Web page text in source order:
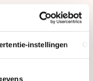
instellingen
dan ook hard van
het uitgaan van de
zijn positie. "Ik
me, maar dat kon